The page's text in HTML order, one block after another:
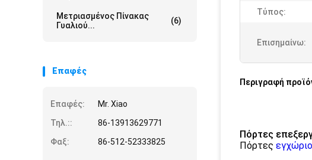
Μετριασμένος Πίνακας
Γυαλιού...
(6)
Επαφές
Επαφές:
Mr. Xiao
Τηλ.::
86-13913629771
Φαξ:
86-512-52333825
Τύπος:
Επισημαίνω:
Περιγραφή
Πόρτες
Πόρτες